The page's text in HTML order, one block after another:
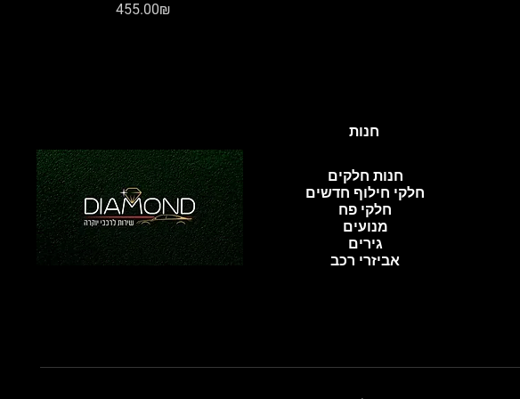
Price
‏455.00 ‏₪
חנות
חנות חלקים
חלקי חילוף חדשים
חלקי פח
מנועים
גירים
אביזרי רכב